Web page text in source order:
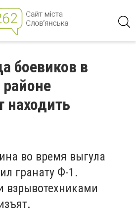
боевиков в
во время выгула
гранату Ф-1.
взрывотехниками